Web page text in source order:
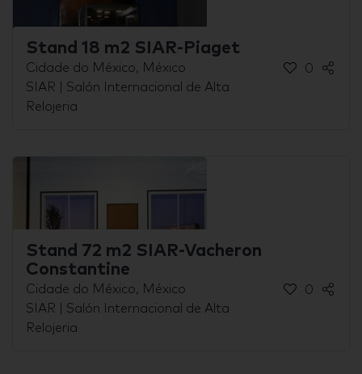
Stand 18 m2 SIAR-Piaget
Cidade do México, México
SIAR | Salón Internacional de Alta
Relojeria
0
Stand 72 m2 SIAR-Vacheron
Constantine
Cidade do México, México
SIAR | Salón Internacional de Alta
Relojeria
0